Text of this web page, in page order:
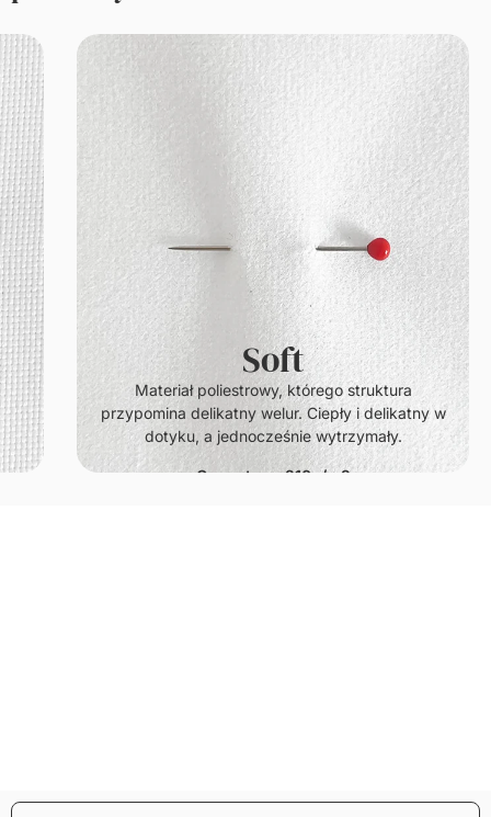
Soft
Materiał poliestrowy, którego struktura
delikatny welur. Ciepły i delikatny w
dotyku, a jednocześnie wytrzymały.
Gramatura: 210g/m2
100%